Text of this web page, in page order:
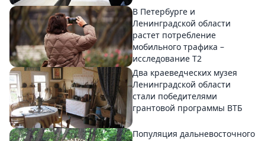
В Петербурге и
Ленинградской области
растет потребление
мобильного трафика –
исследование T2
Два краеведческих музея
Ленинградской области
стали победителями
грантовой программы ВТБ
Популяция дальневосточного